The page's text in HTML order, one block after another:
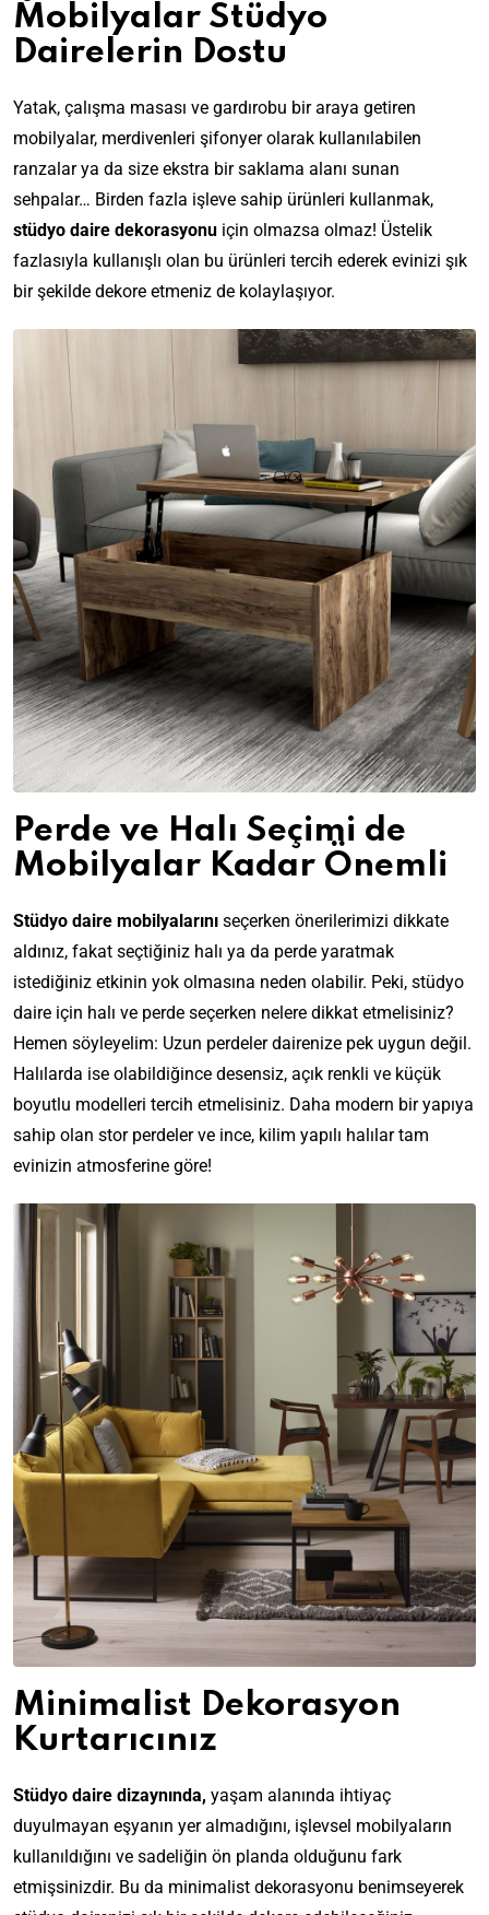
Mobilyalar Stüdyo
Dairelerin Dostu
Yatak, çalışma masası ve gardırobu bir araya getiren
mobilyalar, merdivenleri şifonyer olarak kullanılabilen
ranzalar ya da size ekstra bir saklama alanı sunan
sehpalar… Birden fazla işleve sahip ürünleri kullanmak,
stüdyo daire dekorasyonu için olmazsa olmaz! Üstelik
fazlasıyla kullanışlı olan bu ürünleri tercih ederek evinizi şık
bir şekilde dekore etmeniz de kolaylaşıyor.
Perde ve Halı Seçimi de
Mobilyalar Kadar Önemli
Stüdyo daire mobilyalarını seçerken önerilerimizi dikkate
aldınız, fakat seçtiğiniz halı ya da perde yaratmak
istediğiniz etkinin yok olmasına neden olabilir. Peki, stüdyo
daire için halı ve perde seçerken nelere dikkat etmelisiniz?
Hemen söyleyelim: Uzun perdeler dairenize pek uygun değil.
Halılarda ise olabildiğince desensiz, açık renkli ve küçük
boyutlu modelleri tercih etmelisiniz. Daha modern bir yapıya
sahip olan stor perdeler ve ince, kilim yapılı halılar tam
evinizin atmosferine göre!
Minimalist Dekorasyon
Kurtarıcınız
Stüdyo daire dizaynında, yaşam alanında ihtiyaç
duyulmayan eşyanın yer almadığını, işlevsel mobilyaların
kullanıldığını ve sadeliğin ön planda olduğunu fark
etmişsinizdir. Bu da minimalist dekorasyonu benimseyerek